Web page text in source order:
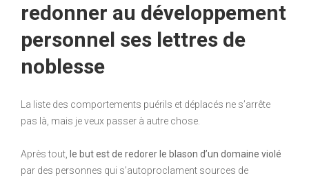
redonner au développement
personnel ses lettres de
noblesse
La liste des comportements puérils et déplacés ne s’arrête
pas là, mais je veux passer à autre chose.
Après tout, le but est de redorer le blason d’un domaine violé
par des personnes qui s’autoproclament sources de